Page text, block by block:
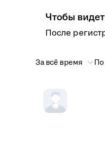
Чтобы
После
За всё время По